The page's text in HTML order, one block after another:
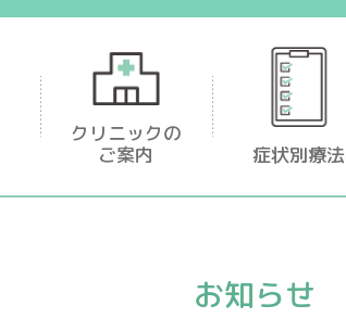
クリニックの
ご案内
症状別療法
足首・足が痛い
お知らせ